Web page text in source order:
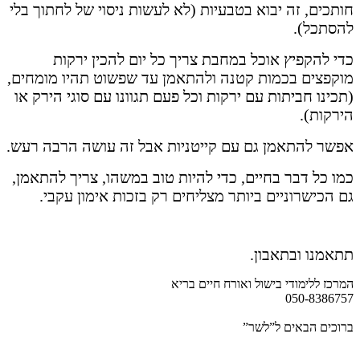
חותכים, זה יבוא בטבעיות (לא לעשות ניסוי של לחתוך בלי
להסתכל).
כדי להקפיץ אוכל במחבת צריך כל יום להכין ירקות
מוקפצים בכמות קטנה ולהתאמן עד שפשוט תהיו מומחים,
(תכינו חביתות עם ירקות וכל פעם תגוונו עם סוגי הירק או
הירקות).
אפשר להתאמן גם עם קייטניות אבל זה עושה הרבה רעש.
כמו כל דבר בחיים, כדי להיות טוב במשהו, צריך להתאמן,
גם הכישרוניים ביותר מצליחים רק בזכות אימון עקבי.
תתאמנו ובתאבון.
המרכז ללימודי בישול ואורח חיים בריא
050-8386757
ברוכים הבאים ל”לשר”